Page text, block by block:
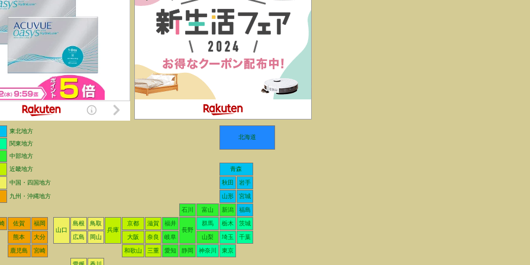
東北地方
北海道
関東地方
中部地方
近畿地方
青森
中国・四国地方 秋田 岩手
九州・沖縄地方 山形 宮城
石川 富山 新潟 福島
佐賀
福岡
山口
島根
鳥取
兵庫
京都 滋賀
福井
長野
群馬 栃木 茨城
熊本 大分 広島 岡山 大阪 奈良 岐阜 山梨 埼玉 千葉
鹿児島 宮崎 和歌山 三重 愛知 静岡 神奈川 東京